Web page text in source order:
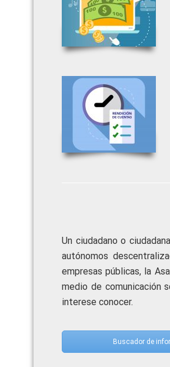
Un ciudadano o
autónomos
empresas públicas, la
medio de comunicación
interese conocer.
Buscador de